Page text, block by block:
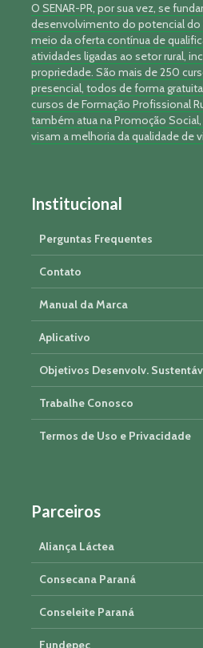
O SENAR-PR, por sua vez, se
desenvolvimento do potencial do
meio da oferta contínua de
atividades ligadas ao setor rural,
propriedade. São mais de 250
presencial, todos de forma
cursos de Formação Profissional
também atua na Promoção
visam a melhoria da qualidade de
Institucional
Perguntas Frequentes
Contato
Manual da Marca
Aplicativo
Objetivos Desenvolv.
Trabalhe Conosco
Termos de Uso e Privacidade
Parceiros
Aliança Láctea
Consecana Paraná
Conseleite Paraná
Fundepec